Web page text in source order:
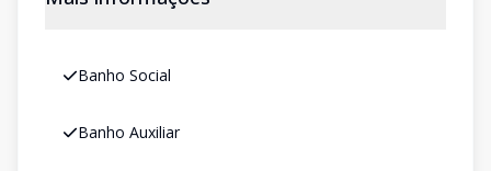
Banho Social
Banho Auxiliar